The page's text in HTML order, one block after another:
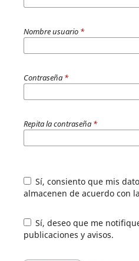
Nombre usuario *
Contraseña *
Repita la contraseña *
Sí, consiento que mis datos se recopilen y se
almacenen de acuerdo con la
Sí, deseo que me notifiquen acerca de nuevas
publicaciones y avisos.